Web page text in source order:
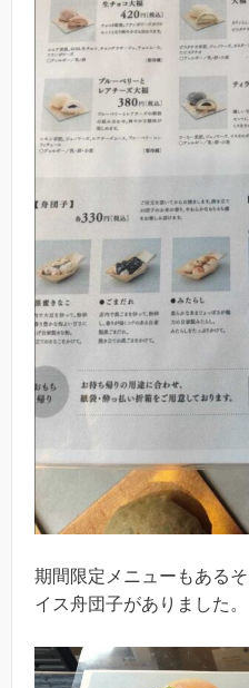
期間限定メニューもある
イス舟団子がありました。